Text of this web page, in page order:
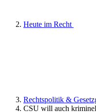
Heute im Recht
Rechtspolitik &
CSU will auch